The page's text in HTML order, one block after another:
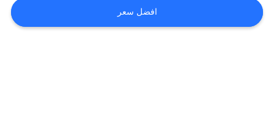
اطلب
اقتباس
افضل سعر